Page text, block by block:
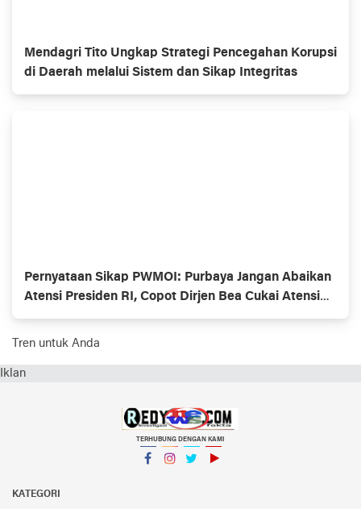
Mendagri Tito Ungkap Strategi Pencegahan Korupsi
di Daerah melalui Sistem dan Sikap Integritas
Pernyataan Sikap PWMOI: Purbaya Jangan Abaikan
Atensi Presiden RI, Copot Dirjen Bea Cukai Atensi
Presiden Prabowo
Tren untuk Anda
Iklan
TERHUBUNG DENGAN KAMI
KATEGORI